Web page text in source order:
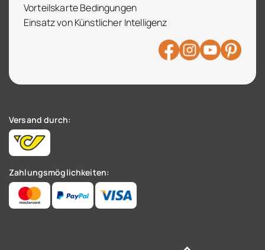
Vorteilskarte Bedingungen
Einsatz von Künstlicher Intelligenz
Versand durch:
Zahlungsmöglichkeiten: